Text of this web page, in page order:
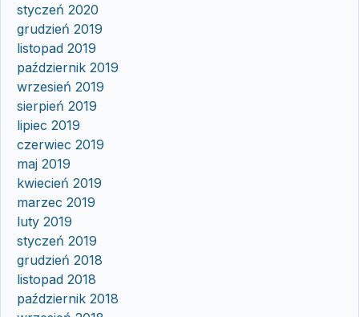
styczeń 2020
grudzień 2019
listopad 2019
październik 2019
wrzesień 2019
sierpień 2019
lipiec 2019
czerwiec 2019
maj 2019
kwiecień 2019
marzec 2019
luty 2019
styczeń 2019
grudzień 2018
listopad 2018
październik 2018